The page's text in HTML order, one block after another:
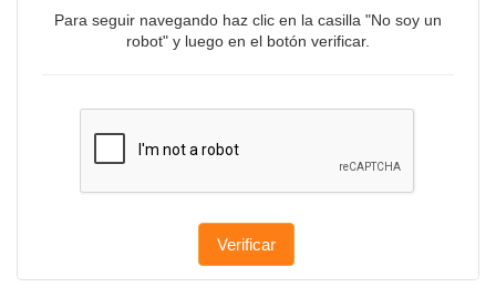
Para seguir navegando haz clic en la casilla "No soy un
robot" y luego en el botón verificar.
Verificar